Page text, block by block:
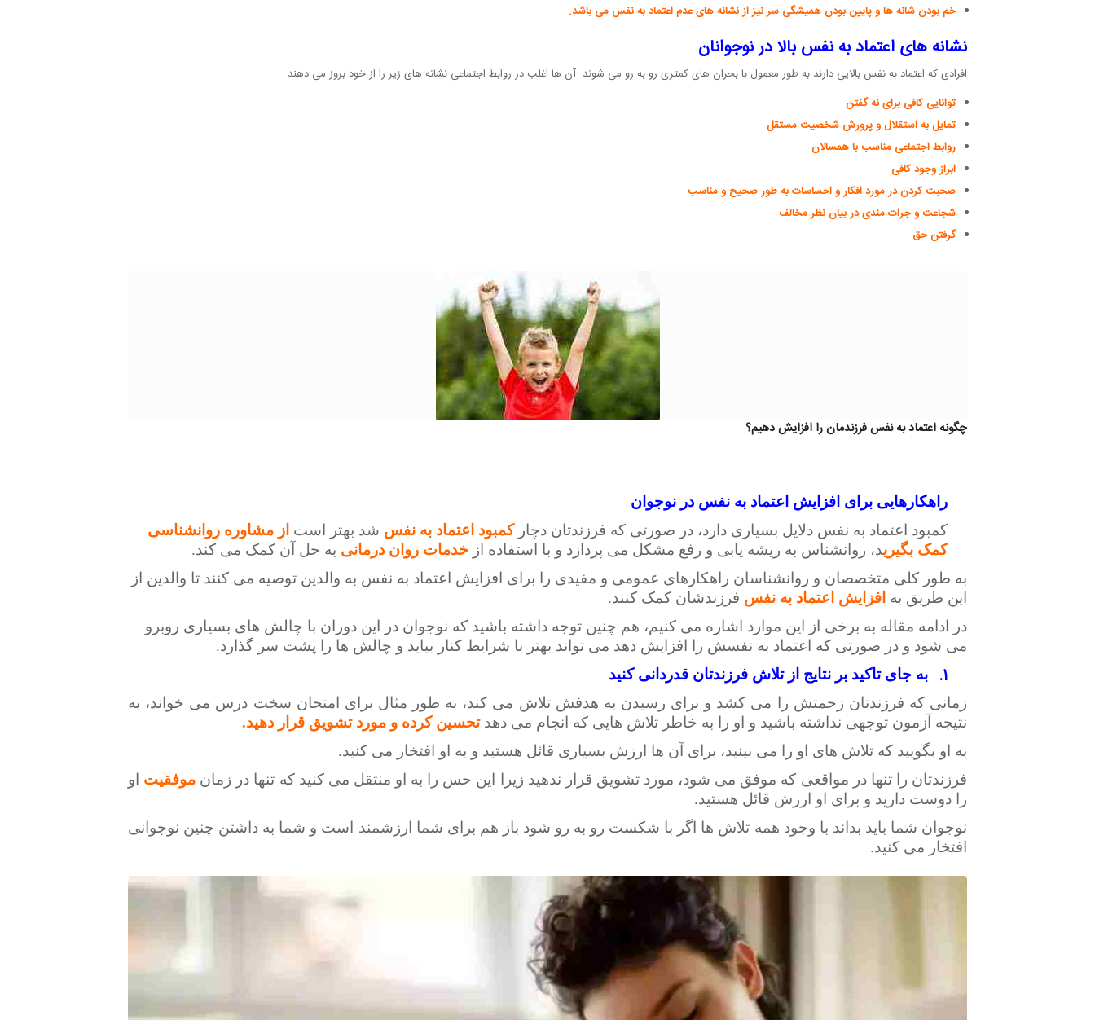
خم بودن شانه ها و پایین بودن همیشگی سر نیز از نشانه های عدم اعتماد به نفس می باشد.
نشانه های اعتماد به نفس بالا در نوجوانان
افرادی که اعتماد به نفس بالایی دارند به طور معمول با بحران های کمتری رو به رو می شوند. آن ها اغلب در روابط اجتماعی نشانه های زیر را از خود بروز می دهند:
توانایی کافی برای نه گفتن
تمایل به استقلال و پرورش شخصیت مستقل
روابط اجتماعی مناسب با همسالان
ابراز وجود کافی
صحبت کردن در مورد افکار و احساسات به طور صحیح و مناسب
شجاعت و جرات مندی در بیان نظر مخالف
گرفتن حق
چگونه اعتماد به نفس فرزندمان را افزایش دهیم؟
راهکارهایی برای افزایش اعتماد به نفس در نوجوان
کمبود اعتماد به نفس دلایل بسیاری دارد، در صورتی که فرزندتان دچار کمبود اعتماد به نفس شد بهتر است از مشاوره روانشناسی
کمک بگیرید، روانشناس به ریشه یابی و رفع مشکل می پردازد و با استفاده از خدمات روان درمانی به حل آن کمک می کند.
به طور کلی متخصصان و روانشناسان راهکارهای عمومی و مفیدی را برای افزایش اعتماد به نفس به والدین توصیه می کنند تا والدین از
این طریق به افزایش اعتماد به نفس فرزندشان کمک کنند.
در ادامه مقاله به برخی از این موارد اشاره می کنیم، هم چنین توجه داشته باشید که نوجوان در این دوران با چالش های بسیاری روبرو
می شود و در صورتی که اعتماد به نفسش را افزایش دهد می تواند بهتر با شرایط کنار بیاید و چالش ها را پشت سر گذارد.
1.
به جای تاکید بر نتایج از تلاش فرزندتان قدردانی کنید
زمانی که فرزندتان زحمتش را می کشد و برای رسیدن به هدفش تلاش می کند، به طور مثال برای امتحان سخت درس می خواند، به
نتیجه آزمون توجهی نداشته باشید و او را به خاطر تلاش هایی که انجام می دهد تحسین کرده و مورد تشویق قرار دهید.
به او بگویید که تلاش های او را می بینید، برای آن ها ارزش بسیاری قائل هستید و به او افتخار می کنید.
فرزندتان را تنها در مواقعی که موفق می شود، مورد تشویق قرار ندهید زیرا این حس را به او منتقل می کنید که تنها در زمان موفقیت او
را دوست دارید و برای او ارزش قائل هستید.
نوجوان شما باید بداند با وجود همه تلاش ها اگر با شکست رو به رو شود باز هم برای شما ارزشمند است و شما به داشتن چنین نوجوانی
افتخار می کنید.